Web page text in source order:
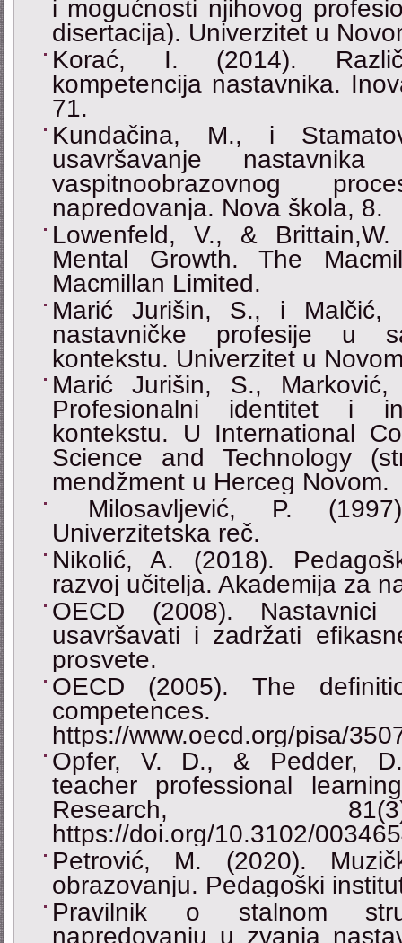
i mogućnosti njihovog
disertacija). Univerzitet u
Korać, I. (2014).
kompetencija nastavnika.
71.
Kundačina, M., i
usavršavanje nastavnika
vaspitnoobrazovnog
napredovanja. Nova škola, 8.
Lowenfeld, V., &
Mental Growth. The
Macmillan Limited.
Marić Jurišin, S., i Malčić,
nastavničke profesije u
kontekstu. Univerzitet u
Marić Jurišin, S.,
Profesionalni identitet i
kontekstu. U International
Science and Technology
mendžment u Herceg Novom.
Milosavljević, P.
Univerzitetska reč.
Nikolić, A. (2018).
razvoj učitelja. Akademija za
OECD (2008).
usavršavati i zadržati
prosvete.
OECD (2005). The
https://www.oecd.org/pisa/
Opfer, V. D., & Pedder, D.
teacher professional
Research,
https://doi.org/10.3102/
Petrović, M. (2020).
obrazovanju. Pedagoški
Pravilnik o stalnom
napredovanju u zvanja